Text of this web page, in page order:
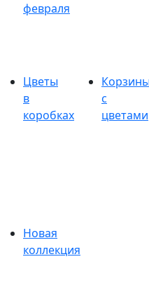
февраля
Цветы
в
коробках
с
цветами
Новая
коллекция